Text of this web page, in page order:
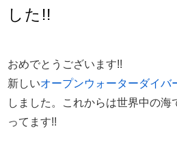
した!!
おめでとうございます!!
新しいオープンウォーターダイバ
しました。これからは世界中の
ってます!!